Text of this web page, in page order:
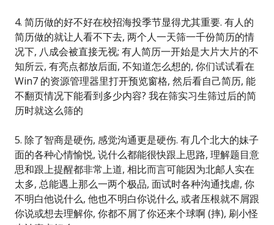
4. 简历做的好不好在校招海投季节显得尤其重要. 有人的
简历做的就让人看不下去, 两个人一天筛一千份简历的情
况下, 八成会被直接无视; 有人简历一开始是大片大片的不
知所云, 有亮点都放后面, 不知道怎么想的, 你们试试看在
Win7 的资源管理器里打开预览窗格, 然后看自己简历, 能
不翻页情况下能看到多少内容? 我在筛实习生筛过后的简
历时就这么筛的
5. 除了智商是硬伤, 感觉沟通更是硬伤. 有几个北大的妹子
面的各种心情愉悦, 说什么都能很快跟上思路, 理解题目意
思和跟上提醒都非常上道, 相比而言可能因为北邮人实在
太多, 总能遇上那么一两个极品, 面试时各种沟通找虐, 你
不明白他说什么, 他也不明白你说什么, 或者压根就不屑跟
你说或想去理解你, 你都不屑了你还来个球啊 (摔), 刷小怪